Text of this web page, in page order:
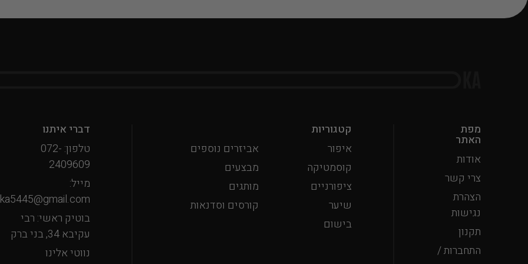
מפת
האתר
אודות
צרי קשר
הצהרת
נגישות
תקנון
התחברות /
קטגוריות
איפור
קוסמטיקה
ציפורניים
שיער
בישום
אביזרים נוספים
מבצעים
מותגים
קורסים וסדנאות
דברי איתנו
טלפון: 072-
2409609
מייל:
בוטיק ראשי: רבי
עקיבא 34, בני ברק
נווטי אלינו